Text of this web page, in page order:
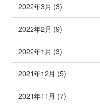
2022年3月 (3)
2022年2月 (9)
2022年1月 (3)
2021年12月 (5)
2021年11月 (7)